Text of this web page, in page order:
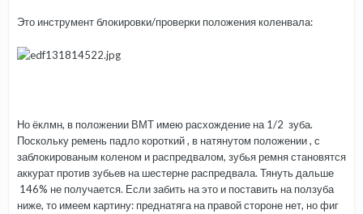
Это инструмент блокировки/проверки положения коленвала:
Но ёклмн, в положении ВМТ имею расхождение на 1/2 зуба.
Поскольку ремень падло короткий , в натянутом положении , с
заблокированым коленом и распредвалом, зубья ремня становятся
аккурат против зубьев на шестерне распредвала. Тянуть дальше
146% не получается. Если забить на это и поставить на ползуба
ниже, то имеем картину: преднатяга на правой стороне нет, но фиг